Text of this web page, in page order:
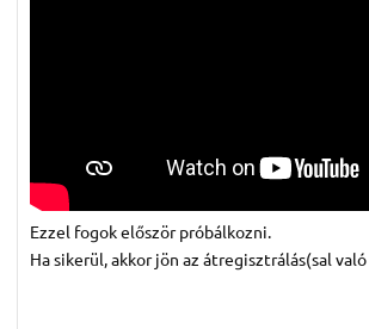
Ezzel fogok először próbálkozni.
Ha sikerül, akkor jön az átregisztrálás(sal